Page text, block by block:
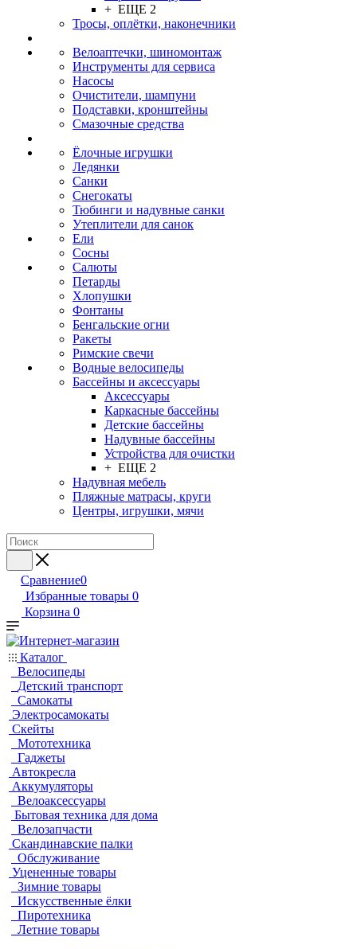
+ ЕЩЕ 2
Тросы, оплётки, наконечники
Велоаптечки, шиномонтаж
Инструменты для сервиса
Насосы
Очистители, шампуни
Подставки, кронштейны
Смазочные средства
Ёлочные игрушки
Ледянки
Санки
Снегокаты
Тюбинги и надувные санки
Утеплители для санок
Ели
Сосны
Салюты
Петарды
Хлопушки
Фонтаны
Бенгальские огни
Ракеты
Римские свечи
Водные велосипеды
Бассейны и аксессуары
Аксессуары
Каркасные бассейны
Детские бассейны
Надувные бассейны
Устройства для очистки
+ ЕЩЕ 2
Надувная мебель
Пляжные матрасы, круги
Центры, игрушки, мячи
Сравнение0
Избранные товары 0
Корзина 0
Каталог
Велосипеды
Детский транспорт
Самокаты
Электросамокаты
Скейты
Мототехника
Гаджеты
Автокресла
Аккумуляторы
Велоаксессуары
Бытовая техника для дома
Велозапчасти
Скандинавские палки
Обслуживание
Уцененные товары
Зимние товары
Искусственные ёлки
Пиротехника
Летние товары